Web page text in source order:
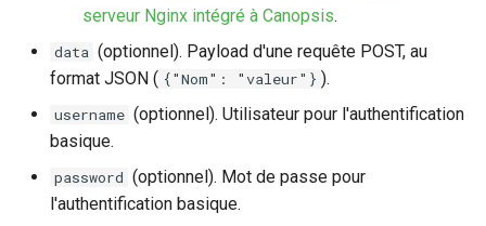
serveur Nginx intégré à Canopsis.
data (optionnel). Payload d'une requête POST, au
format JSON ( {"Nom": "valeur"} ).
username (optionnel). Utilisateur pour l'authentification
basique.
password (optionnel). Mot de passe pour
l'authentification basique.